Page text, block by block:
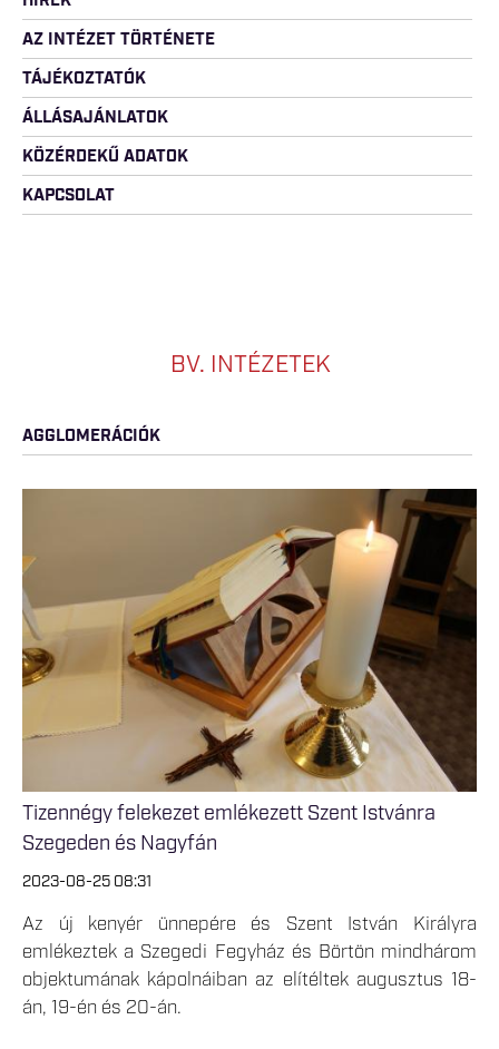
AZ INTÉZET TÖRTÉNETE
TÁJÉKOZTATÓK
ÁLLÁSAJÁNLATOK
KÖZÉRDEKŰ ADATOK
KAPCSOLAT
BV. INTÉZETEK
AGGLOMERÁCIÓK
Tizennégy felekezet emlékezett Szent Istvánra
Szegeden és Nagyfán
2023-08-25 08:31
Az új kenyér ünnepére és Szent István Királyra
emlékeztek a Szegedi Fegyház és Börtön mindhárom
objektumának kápolnáiban az elítéltek augusztus 18-
án, 19-én és 20-án.